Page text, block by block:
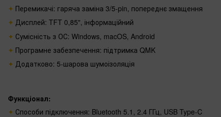
Перемикачі: гаряча заміна 3/5-pin, попереднє змащення
Дисплей: TFT 0,85", інформаційний
Сумісність з ОС: Windows, macOS, Android
Програмне забезпечення: підтримка QMK
Додатково: 5-шарова шумоізоляція
Функціонал:
Способи підключення: Bluetooth 5.1, 2.4 ГГц, USB Type-C